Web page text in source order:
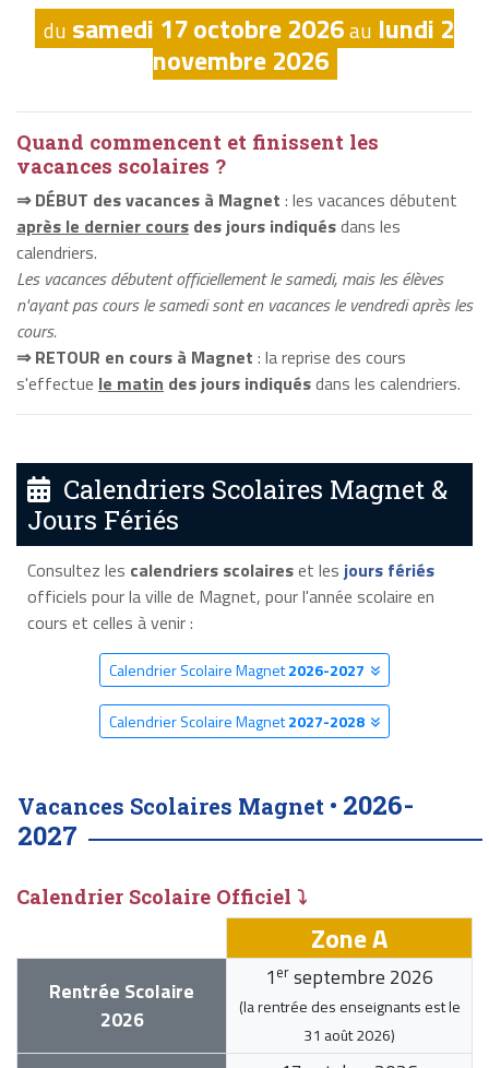
du samedi 17 octobre 2026au lundi 2
novembre 2026
Quand commencent et finissent les
vacances scolaires ?
⇒ DÉBUT des vacances à Magnet : les vacances débutent
après le dernier cours des jours indiquésdans les
calendriers.
Les vacances débutent officiellement le samedi, mais les élèves
n'ayant pas cours le samedi sont en vacances le vendredi après les
cours.
⇒ RETOUR en cours à Magnet : la reprise des cours
s'effectue le matin des jours indiquésdans les calendriers.
Calendriers Scolaires Magnet &
Jours Fériés
Consultez les calendriers scolaireset les jours fériés
officiels pour la ville de Magnet, pour l'année scolaire en
cours et celles à venir :
Calendrier Scolaire Magnet2026-2027
Calendrier Scolaire Magnet2027-2028
Vacances Scolaires Magnet • 2026-
2027
Calendrier Scolaire Officiel ⤵
Zone A
Rentrée Scolaire
2026
1 er septembre 2026
(la rentrée des enseignants est le
31 août 2026)